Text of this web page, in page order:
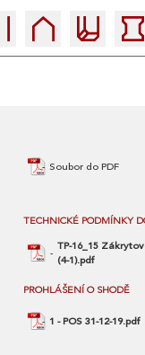
Soubor do PDF
TECHNICKÉ PODMÍNKY
TP-16_15
(4-1).pdf
PROHLÁŠENÍ O SHODĚ
1 - POS 31-12-19.pdf